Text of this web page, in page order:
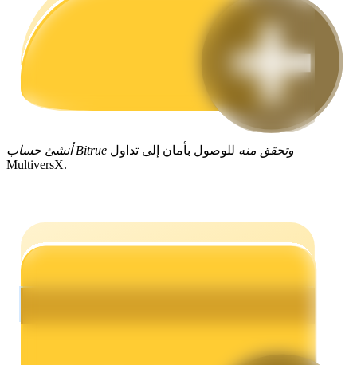
دليل المبتدئين للعقود الآجلة
أنشئ حساب Bitrue وتحقق منه للوصول بأمان إلى تداول
MultiversX.